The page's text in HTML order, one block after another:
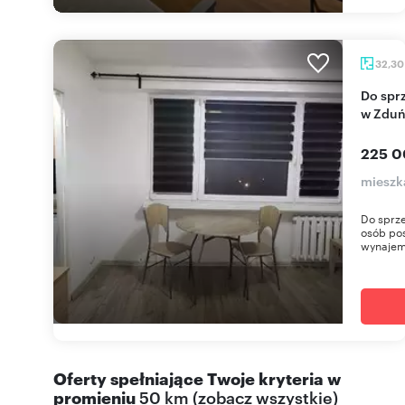
32,30
Do sprzedania funkcjonalne 32,3 m² po remoncie
w
225
Do
osób
Oferty spełniające Twoje kryteria w
promieniu50 km (zobacz wszystkie)